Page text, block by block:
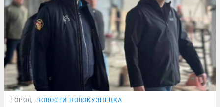
ГОРОД НОВОСТИ НОВОКУЗНЕЦКА